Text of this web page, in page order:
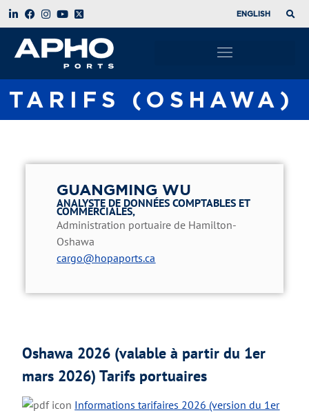
ENGLISH
TARIFS (OSHAWA)
Oshawa 2026 (valable à partir du 1er
mars 2026) Tarifs portuaires
Informations tarifaires 2026 (version du 1er
GUANGMING WU
ANALYSTE DE DONNÉES COMPTABLES ET
COMMERCIALES,
Administration portuaire de Hamilton-
Oshawa
cargo@hopaports.ca